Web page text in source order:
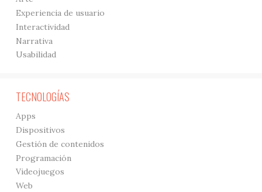
Experiencia de usuario
Interactividad
Narrativa
Usabilidad
TECNOLOGÍAS
Apps
Dispositivos
Gestión de contenidos
Programación
Videojuegos
Web